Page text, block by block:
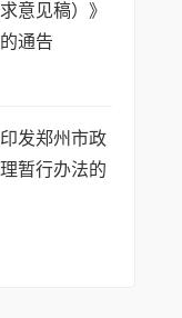
意见稿）》
通告
发郑州市政
暂行办法的